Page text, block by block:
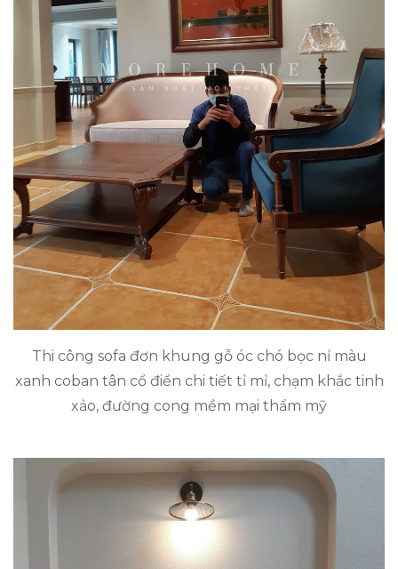
Thi công sofa đơn khung gỗ óc chó bọc nỉ màu
xanh coban tân cổ điển chi tiết tỉ mỉ, chạm khắc tinh
xảo, đường cong mềm mại thẩm mỹ